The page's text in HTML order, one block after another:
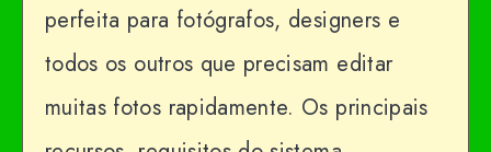
perfeita para fotógrafos, designers e
todos os outros que precisam editar
muitas fotos rapidamente. Os principais